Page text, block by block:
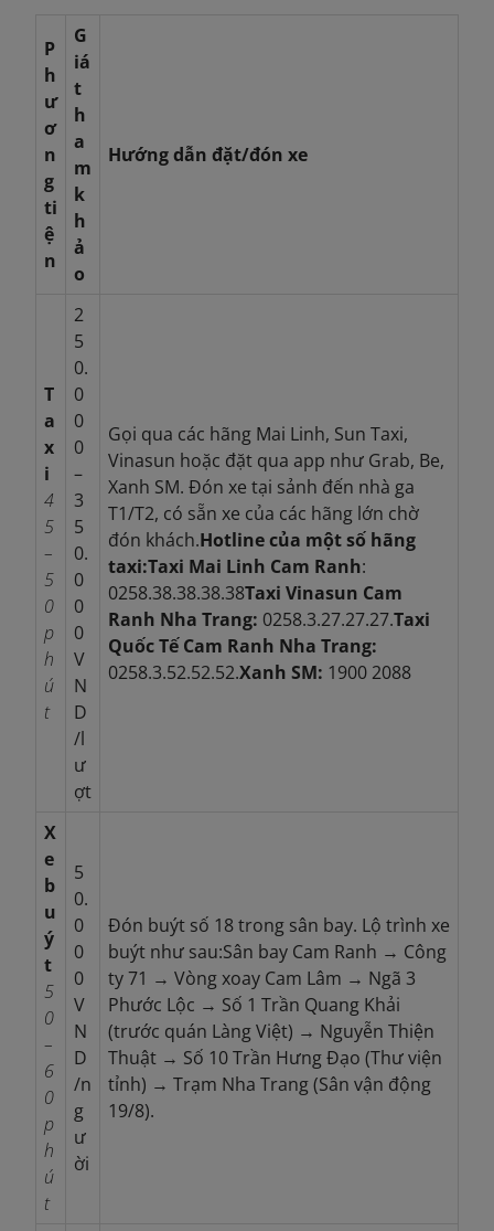
P
h
ư
ơ
n
g
ti
ệ
n
G
iá
t
h
a
m
k
h
ả
o
Hướng dẫn đặt/đón xe
T
a
x
i
4
5
–
5
0
p
h
ú
t
2
5
0.
0
0
0
–
3
5
0.
0
0
0
V
N
D
/l
ư
ợt
Gọi qua các hãng Mai Linh, Sun Taxi,
Vinasun hoặc đặt qua app như Grab, Be,
Xanh SM. Đón xe tại sảnh đến nhà ga
T1/T2, có sẵn xe của các hãng lớn chờ
đón khách.Hotline của một số hãng
taxi:Taxi Mai Linh Cam Ranh:
0258.38.38.38.38Taxi Vinasun Cam
Ranh Nha Trang: 0258.3.27.27.27.Taxi
Quốc Tế Cam Ranh Nha Trang:
0258.3.52.52.52.Xanh SM: 1900 2088
X
e
b
u
ý
t
5
0
–
6
0
p
h
ú
t
5
0.
0
0
0
V
N
D
/n
g
ư
ời
Đón buýt số 18 trong sân bay. Lộ trình xe
buýt như sau:Sân bay Cam Ranh → Công
ty 71 → Vòng xoay Cam Lâm → Ngã 3
Phước Lộc → Số 1 Trần Quang Khải
(trước quán Làng Việt) → Nguyễn Thiện
Thuật → Số 10 Trần Hưng Đạo (Thư viện
tỉnh) → Trạm Nha Trang (Sân vận động
19/8).